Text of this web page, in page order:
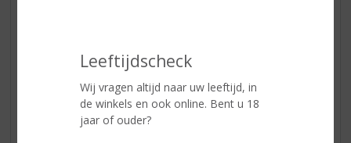
Leeftijdscheck
Wij vragen altijd naar uw leeftijd, in
de winkels en ook online. Bent u 18
jaar of ouder?
ALCOHOLVRIJE DRANKEN
VEGAN DRANKEN
ZEEUWSE PRODUCTEN